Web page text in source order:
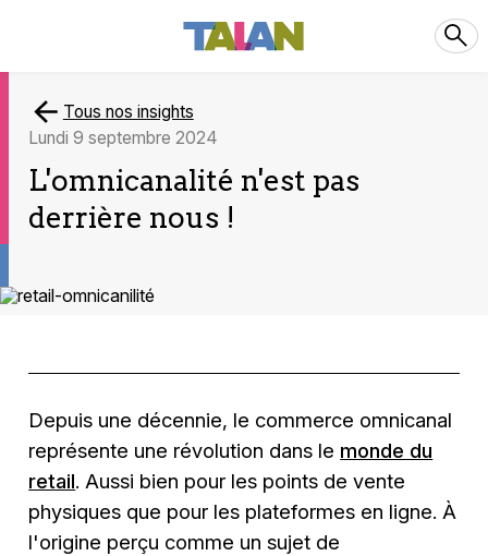
Tous nos insights
lundi 9 septembre 2024
L'omnicanalité n'est pas
derrière nous !
Depuis une décennie, le commerce omnicanal
représente une révolution dans le monde du
retail. Aussi bien pour les points de vente
physiques que pour les plateformes en ligne. À
l'origine perçu comme un sujet de